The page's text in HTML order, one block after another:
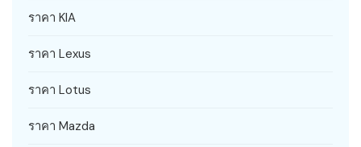
ราคา KIA
ราคา Lexus
ราคา Lotus
ราคา Mazda